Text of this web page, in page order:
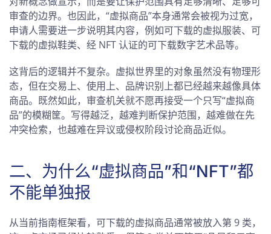
审查的边界。也因此，“虚拟商品”本身通常会被视为过宽，
申请人需要进一步说明其内容，例如可下载的虚拟服装、可
下载的虚拟鞋类、经 NFT 认证的可下载数字艺术品等。
这背后的逻辑并不复杂。虚拟世界里的对象虽然没有物理形
态，但在交易上、使用上、品牌识别上都已经越来越像具体
商品。既然如此，审查机关就不愿再接受一个只写“虚拟商
品”的模糊筐。写得越泛，越难判断保护范围，越难做在先
冲突检索，也越难在异议或侵权阶段讨论商品近似。
二、为什么“虚拟商品”和“NFT”都
不能单独报
从当前指南框架看，可下载的虚拟商品通常被放入第 9 类，